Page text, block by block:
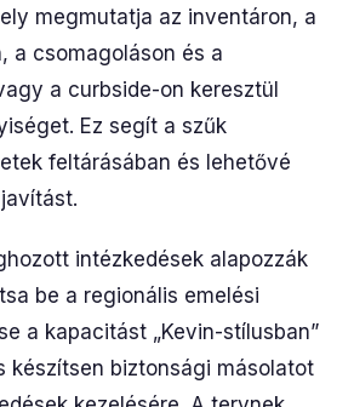
megmutatja az inventáron, a
a csomagoláson és a
a curbside-on keresztül
Ez segít a szűk
feltárásában és lehetővé
intézkedések alapozzák
be a regionális emelési
a kapacitást „Kevin-stílusban”
készítsen biztonsági másolatot